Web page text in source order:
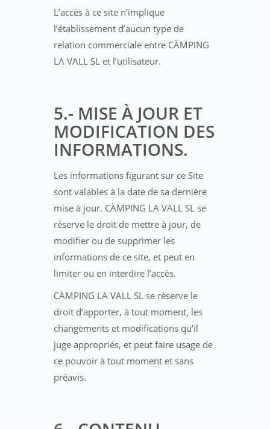
L’accès à ce site n’implique
l’établissement d’aucun type de
relation commerciale entre CÀMPING
LA VALL SL et l’utilisateur.
5.- MISE À JOUR ET
MODIFICATION DES
INFORMATIONS.
Les informations figurant sur ce Site
sont valables à la date de sa dernière
mise à jour. CÀMPING LA VALL SL se
réserve le droit de mettre à jour, de
modifier ou de supprimer les
informations de ce site, et peut en
limiter ou en interdire l’accès.
CÀMPING LA VALL SL se réserve le
droit d’apporter, à tout moment, les
changements et modifications qu’il
juge appropriés, et peut faire usage de
ce pouvoir à tout moment et sans
préavis.